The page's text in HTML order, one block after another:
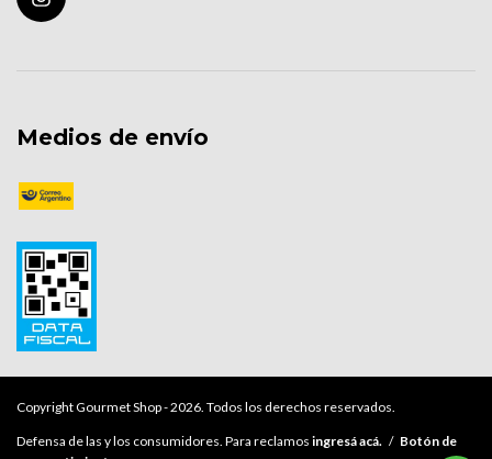
Medios de envío
Copyright Gourmet Shop - 2026. Todos los derechos reservados.
Defensa de las y los consumidores. Para reclamos ingresá acá. / Botón de